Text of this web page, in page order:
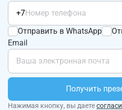
+7
Отправить в WhatsApp
Email
Получить
Нажимая кнопку, вы даете